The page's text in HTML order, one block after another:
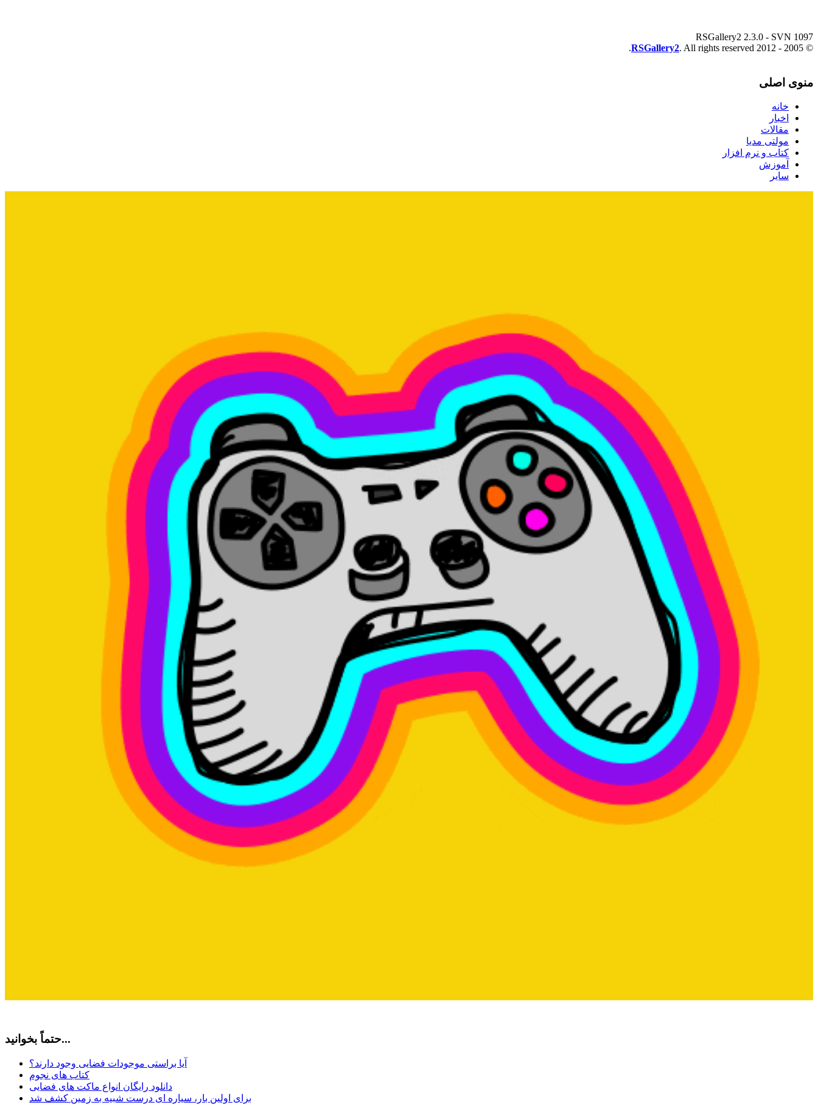
RSGallery2 2.3.0 - SVN 1097
© 2005 - 2012
RSGallery2. All rights reserved.
منوی اصلی
خانه
اخبار
مقالات
مولتی مدیا
کتاب و نرم افزار
آموزش
سایر
حتماً بخوانید...
آیا براستی موجودات فضایی وجود دارند؟
کتاب های نجوم
دانلود رایگان انواع ماکت های فضایی
برای اولین بار، سیاره ای درست شبیه به زمین کشف شد